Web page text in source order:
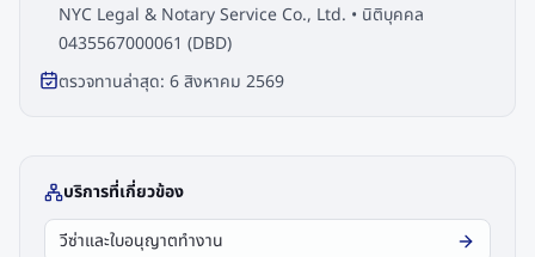
NYC Legal & Notary Service Co., Ltd. • นิติบุคคล
0435567000061 (DBD)
ตรวจทานล่าสุด: 6 สิงหาคม 2569
บริการที่เกี่ยวข้อง
วีซ่าและใบอนุญาตทำงาน